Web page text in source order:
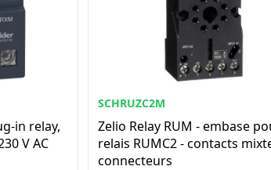
in relay,
V AC
SCHRUZC2M
Zelio Relay RUM - embase
relais RUMC2 - contacts
connecteurs